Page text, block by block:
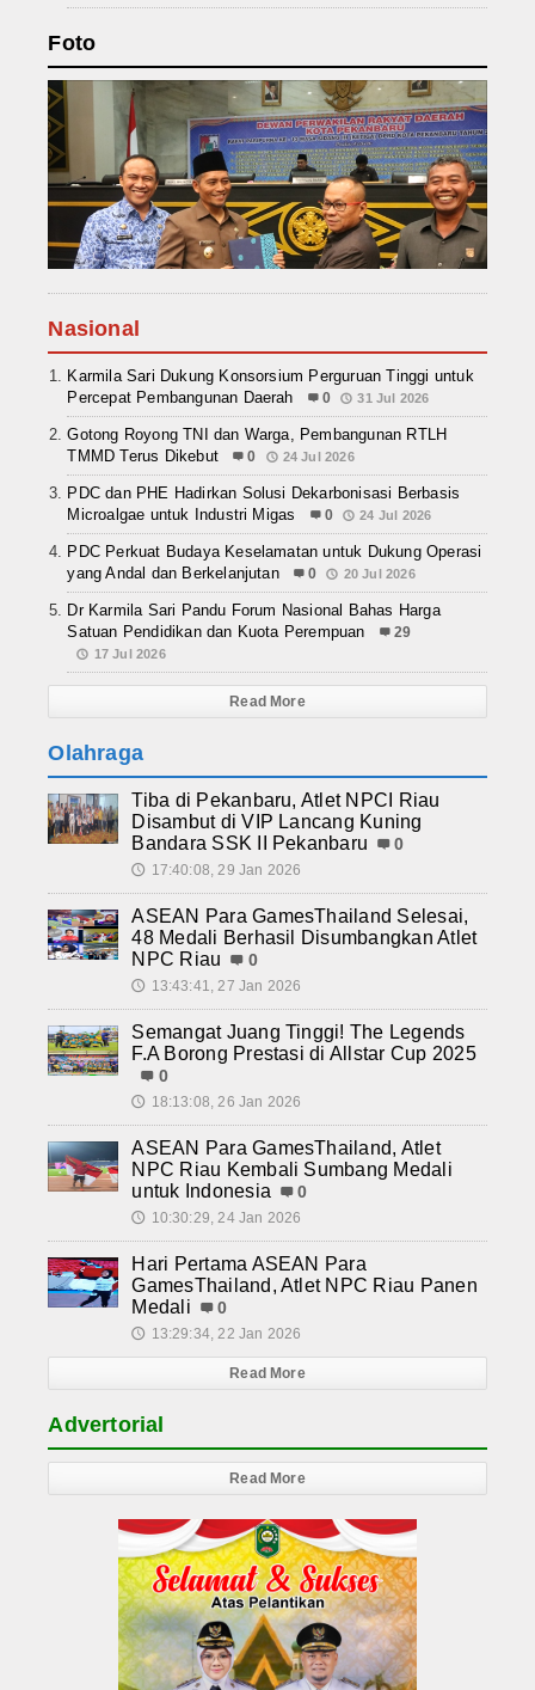
Foto
Nasional
Karmila Sari Dukung Konsorsium Perguruan Tinggi untuk
Percepat Pembangunan Daerah
0 31 Jul 2026
Gotong Royong TNI dan Warga, Pembangunan RTLH
TMMD Terus Dikebut
0 24 Jul 2026
PDC dan PHE Hadirkan Solusi Dekarbonisasi Berbasis
Microalgae untuk Industri Migas
0 24 Jul 2026
PDC Perkuat Budaya Keselamatan untuk Dukung Operasi
yang Andal dan Berkelanjutan
0 20 Jul 2026
Dr Karmila Sari Pandu Forum Nasional Bahas Harga
Satuan Pendidikan dan Kuota Perempuan
29
17 Jul 2026
Read More
Olahraga
Tiba di Pekanbaru, Atlet NPCI Riau
Disambut di VIP Lancang Kuning
Bandara SSK II Pekanbaru
0
🕔 17:40:08, 29 Jan 2026
ASEAN Para GamesThailand Selesai,
48 Medali Berhasil Disumbangkan Atlet
NPC Riau
0
🕔 13:43:41, 27 Jan 2026
Semangat Juang Tinggi! The Legends
F.A Borong Prestasi di Allstar Cup 2025
0
🕔 18:13:08, 26 Jan 2026
ASEAN Para GamesThailand, Atlet
NPC Riau Kembali Sumbang Medali
untuk Indonesia
0
🕔 10:30:29, 24 Jan 2026
Hari Pertama ASEAN Para
GamesThailand, Atlet NPC Riau Panen
Medali
0
🕔 13:29:34, 22 Jan 2026
Read More
Advertorial
Read More